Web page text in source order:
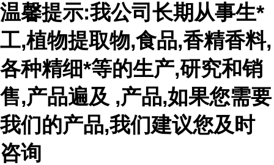
温馨提示:我公司长期从事生*
工,植物提取物,食品,香精香料,
各种精细*等的生产,研究和销
售,产品遍及 ,产品,如果您需要
我们的产品,我们建议您及时
咨询